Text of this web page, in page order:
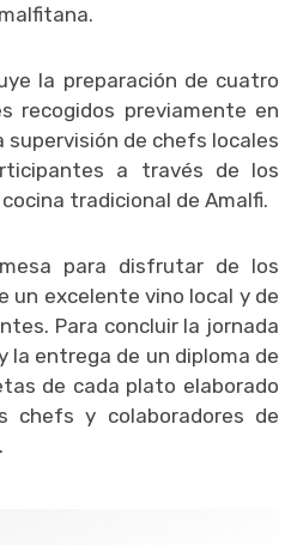
la preparación de cuatro
recogidos previamente en
de chefs locales
a través de los
tradicional de Amalfi.
para disfrutar de los
un excelente vino local y de
Para concluir la jornada
la entrega de un diploma de
de cada plato elaborado
chefs y colaboradores de